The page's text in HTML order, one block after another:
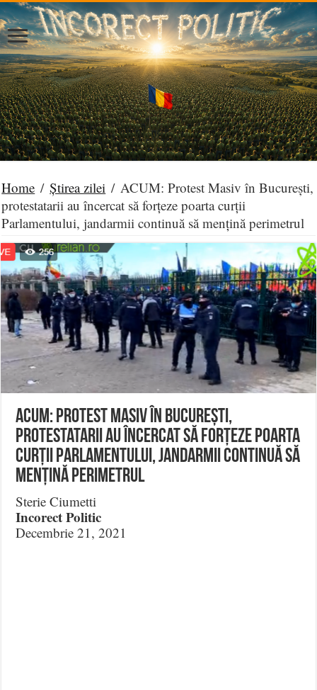
Home / Știrea zilei / ACUM: Protest Masiv în București,
protestatarii au încercat să forțeze poarta curții
Parlamentului, jandarmii continuă să mențină perimetrul
ACUM: Protest Masiv în București,
protestatarii au încercat să forțeze poarta
curții Parlamentului, jandarmii continuă să
mențină perimetrul
Sterie Ciumetti
Incorect Politic
Decembrie 21, 2021